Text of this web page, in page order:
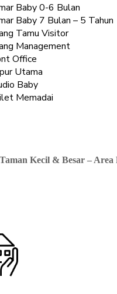
Baby 0-6 Bulan
Baby 7 Bulan – 5 Tahun
Tamu Visitor
Management
Office
Utama
Baby
Memadai
Kecil & Besar –